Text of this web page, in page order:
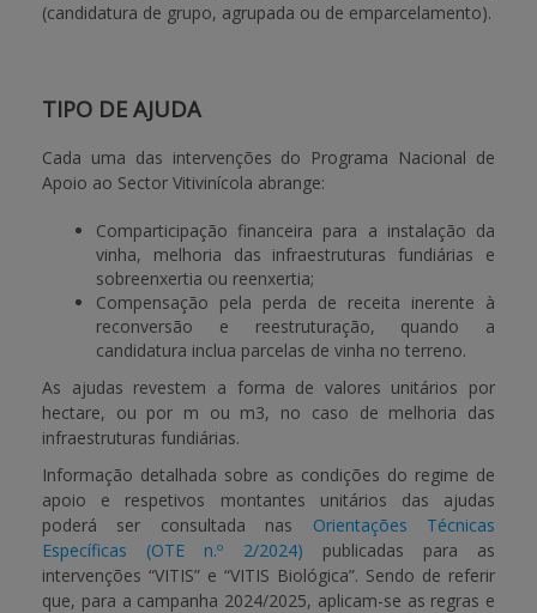
(candidatura de grupo, agrupada ou de emparcelamento).
TIPO DE AJUDA
Cada uma das intervenções do Programa Nacional de
Apoio ao Sector Vitivinícola abrange:
Comparticipação financeira para a instalação da
vinha, melhoria das infraestruturas fundiárias e
sobreenxertia ou reenxertia;
Compensação pela perda de receita inerente à
reconversão e reestruturação, quando a
candidatura inclua parcelas de vinha no terreno.
As ajudas revestem a forma de valores unitários por
hectare, ou por m ou m3, no caso de melhoria das
infraestruturas fundiárias.
Informação detalhada sobre as condições do regime de
apoio e respetivos montantes unitários das ajudas
poderá ser consultada nas Orientações Técnicas
Específicas (OTE n.º 2/2024) publicadas para as
intervenções “VITIS” e “VITIS Biológica”. Sendo de referir
que, para a campanha 2024/2025, aplicam-se as regras e